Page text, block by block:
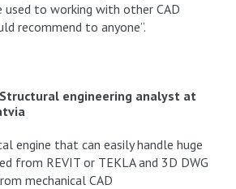
to working with other CAD
recommend to anyone”.
Structural engineering analyst at
engine that can easily handle huge
from REVIT or TEKLA and 3D DWG
mechanical CAD